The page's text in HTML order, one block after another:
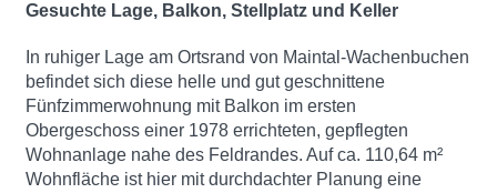
Gesuchte Lage, Balkon, Stellplatz und Keller
In ruhiger Lage am Ortsrand von Maintal-Wachenbuchen
befindet sich diese helle und gut geschnittene
Fünfzimmerwohnung mit Balkon im ersten
Obergeschoss einer 1978 errichteten, gepflegten
Wohnanlage nahe des Feldrandes. Auf ca. 110,64 m²
Wohnfläche ist hier mit durchdachter Planung eine